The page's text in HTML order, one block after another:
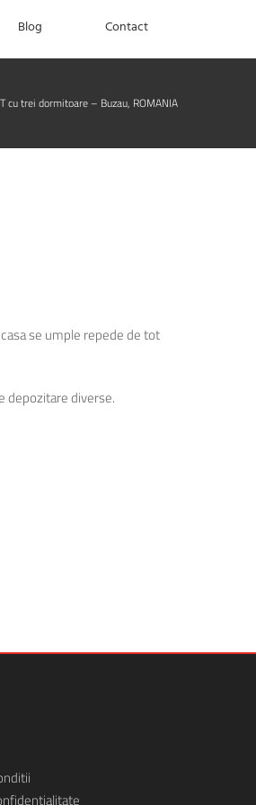
Blog Contact
cu trei dormitoare – Buzau, ROMANIA
se umple repede de tot
depozitare diverse.